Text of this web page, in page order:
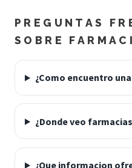
PREGUNTAS
SOBRE
¿Como encuentro
¿Donde veo
¿Que informacion